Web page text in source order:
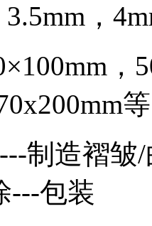
，
，
等
制造褶
---包装